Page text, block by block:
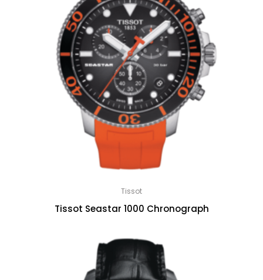
Tissot
Tissot Seastar 1000 Chronograph